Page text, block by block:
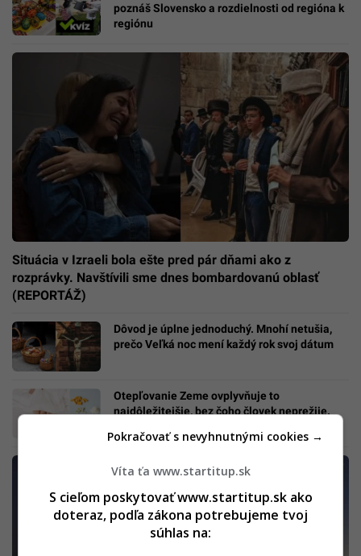
poznáš Slovensko a rozdielnosti od regióna k
regiónu
Situácia v Izraeli bola ešte pred pár dňami ako z
rozprávky. Navštívili sme dnes bombardovanú oblasť
(REPORTÁŽ)
Dôvod je úplne jednoduchý. Mnohí netušia,
prečo Veľká noc mení každý rok svoj dátum
Otepľovanie Zeme ovplyvňuje to
najdôležitejšie, bez čoho človek neprežije.
Víta ťa www.startitup.sk
S cieľom poskytovať www.startitup.sk ako
doteraz, podľa zákona potrebujeme tvoj
súhlas na:
Pokračovať s nevyhnutnými cookies →